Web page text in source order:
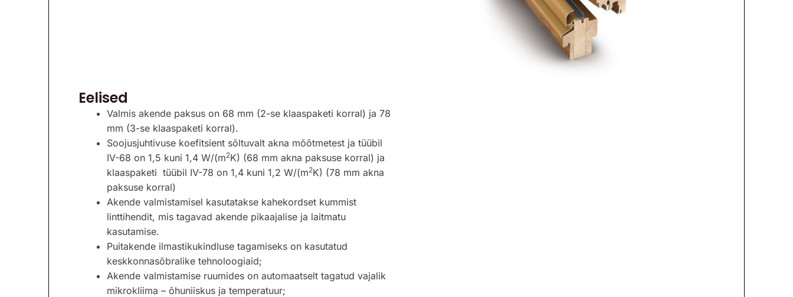
Eelised
Valmis akende paksus on 68 mm (2-se klaaspaketi korral) ja 78
mm (3-se klaaspaketi korral).
Soojusjuhtivuse koefitsient sõltuvalt akna mõõtmetest ja tüübil
IV-68 on 1,5 kuni 1,4 W/(m2K) (68 mm akna paksuse korral) ja
klaaspaketi tüübil IV-78 on 1,4 kuni 1,2 W/(m2K) (78 mm akna
paksuse korral)
Akende valmistamisel kasutatakse kahekordset kummist
linttihendit, mis tagavad akende pikaajalise ja laitmatu
kasutamise.
Puitakende ilmastikukindluse tagamiseks on kasutatud
keskkonnasõbralike tehnoloogiaid;
Akende valmistamise ruumides on automaatselt tagatud vajalik
mikrokliima – õhuniiskus ja temperatuur;